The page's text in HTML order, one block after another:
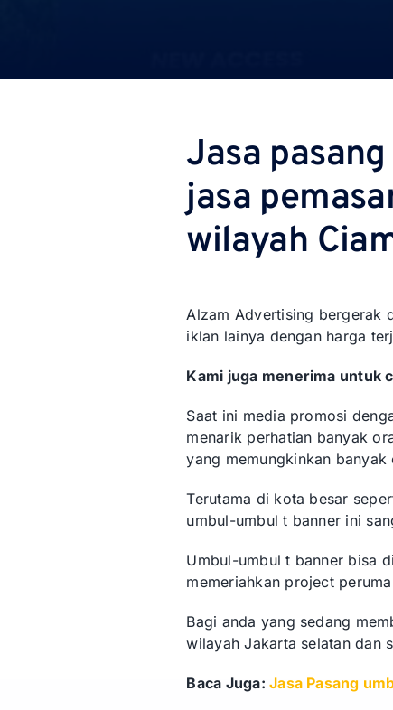
Jasa
jasa
wilayah
Alzam Advertising bergerak
iklan lainya dengan harga
Kami juga menerima untuk
Saat ini media promosi
menarik perhatian banyak
yang memungkinkan
Terutama di kota besar
umbul-umbul t banner ini
Umbul-umbul t banner bisa
memeriahkan project
Bagi anda yang sedang
wilayah Jakarta selatan dan
Baca Juga:Jasa Pasang